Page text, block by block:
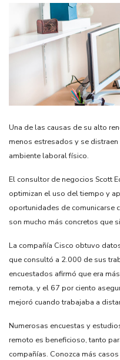
Una de las causas de su alto
menos estresados y se
ambiente laboral físico.
El consultor de negocios Scott
optimizan el uso del tiempo y
oportunidades de comunicarse
son mucho más concretos que
La compañía Cisco obtuvo
que consultó a 2.000 de sus
encuestados afirmó que era
remota, y el 67 por ciento
mejoró cuando trabajaba a
Numerosas encuestas y
remoto es beneficioso, tanto
compañías. Conozca más